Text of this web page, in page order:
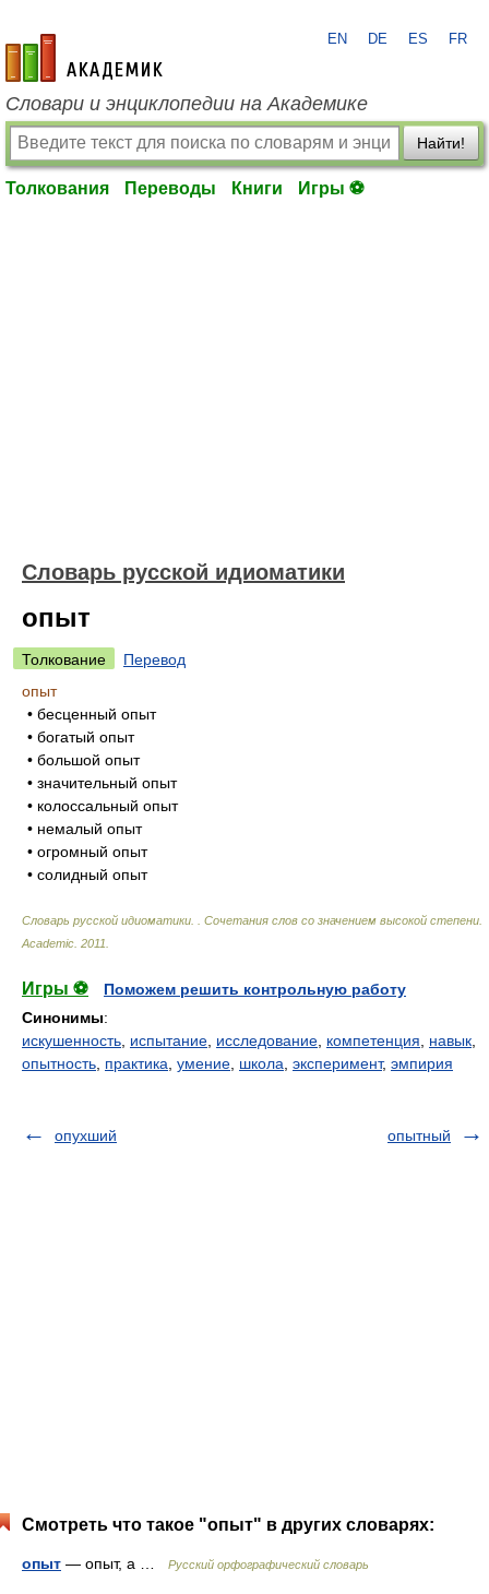
academic.ru
EN DE ES FR
Словари и энциклопедии на Академике
Найти!
Толкования Переводы Книги Игры ⚽
Словарь русской идиоматики
опыт
Толкование
Перевод
опыт
• бесценный опыт
• богатый опыт
• большой опыт
• значительный опыт
• колоссальный опыт
• немалый опыт
• огромный опыт
• солидный опыт
Словарь русской идиоматики. . Сочетания слов со значением высокой степени
Academic 2011
Игры ⚽
Поможем решить контрольную работу
Синонимы:
искушенность испытание исследование компетенция навык
опытность практика умение школа эксперимент, эмпирия
опухший опытный
Смотреть что такое "опыт" в других словарях:
опыт — опыт, а … Русский орфографический словарь